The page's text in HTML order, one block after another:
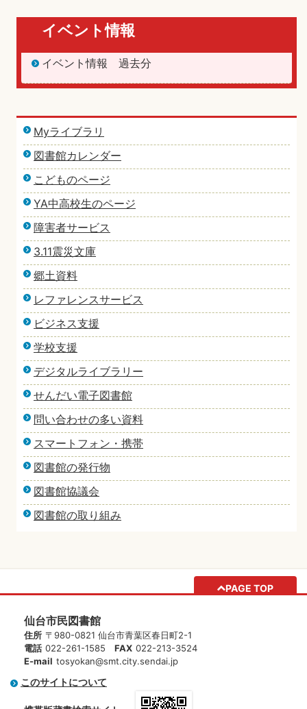
イベント情報
イベント情報 過去分
Myライブラリ
図書館カレンダー
こどものページ
YA中高校生のページ
障害者サービス
3.11震災文庫
郷土資料
レファレンスサービス
ビジネス支援
学校支援
デジタルライブラリー
せんだい電子図書館
問い合わせの多い資料
スマートフォン・携帯
図書館の発行物
図書館協議会
図書館の取り組み
PAGE TOP
仙台市民図書館
住所 〒980-0821 仙台市青葉区春日町2-1
電話 022-261-1585 FAX 022-213-3524
E-mail tosyokan@smt.city.sendai.jp
このサイトについて